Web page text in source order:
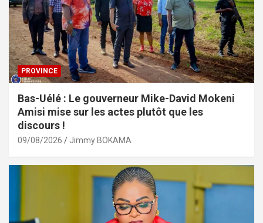
PROVINCE
Bas-Uélé : Le gouverneur Mike-David Mokeni
Amisi mise sur les actes plutôt que les
discours !
09/08/2026 Jimmy BOKAMA